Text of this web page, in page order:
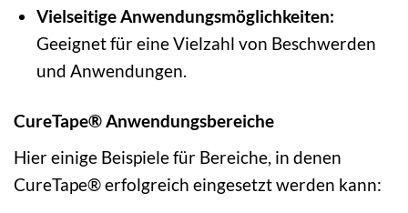
Vielseitige Anwendungsmöglichkeiten:
Geeignet für eine Vielzahl von Beschwerden
und Anwendungen.
CureTape® Anwendungsbereiche
Hier einige Beispiele für Bereiche, in denen
CureTape® erfolgreich eingesetzt werden kann: